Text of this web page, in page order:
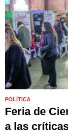
POLÍTICA
Feria de
a las